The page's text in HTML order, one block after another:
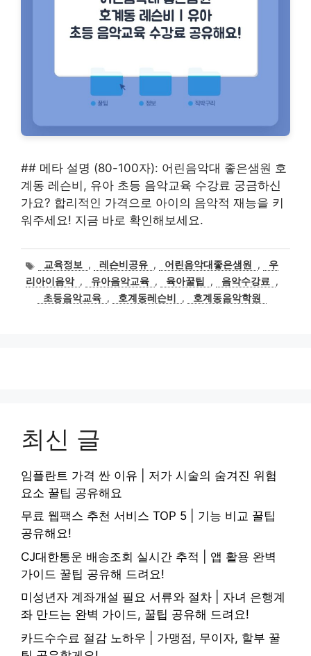
## 메타 설명 (80-100자): 어린음악대 좋은샘원 호
계동 레슨비, 유아 초등 음악교육 수강료 궁금하신
가요? 합리적인 가격으로 아이의 음악적 재능을 키
워주세요! 지금 바로 확인해보세요.
태
그
교육정보 , 레슨비공유 , 어린음악대좋은샘원 ,
우
리아이음악 , 유아음악교육 , 육아꿀팁 , 음악수강료
,
초등음악교육 , 호계동레슨비 , 호계동음악학원
최신 글
임플란트 가격 싼 이유 | 저가 시술의 숨겨진 위험
요소 꿀팁 공유해요
무료 웹팩스 추천 서비스 TOP 5 | 기능 비교 꿀팁
공유해요!
CJ대한통운 배송조회 실시간 추적 | 앱 활용 완벽
가이드 꿀팁 공유해 드려요!
미성년자 계좌개설 필요 서류와 절차 | 자녀 은행계
좌 만드는 완벽 가이드, 꿀팁 공유해 드려요!
카드수수료 절감 노하우 | 가맹점, 무이자, 할부 꿀